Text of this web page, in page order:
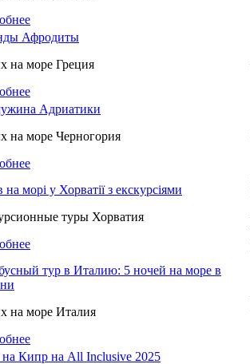
Афродиты
на море Греция
Адриатики
на море Черногория
на морі у Хорватії з екскурсіями
туры Хорватия
тур в Италию: 5 ночей на море в
на море Италия
Кипр на All Inclusive 2025